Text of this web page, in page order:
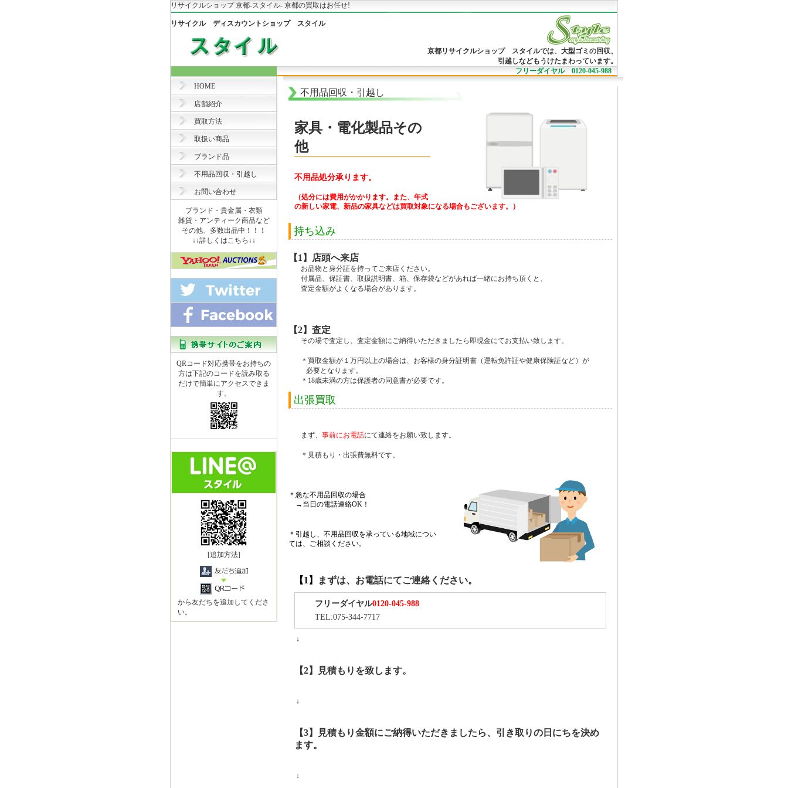
リサイクルショップ 京都-スタイル- 京都の買取はお任せ!
リサイクル ディスカウントショップ スタイル
京都リサイクルショップ スタイルでは、大型ゴミの回収、
引越しなどもうけたまわっています。
フリーダイヤル 0120-045-988
不用品回収・引越し
家具・電化製品その
他
不用品処分承ります。
（処分には費用がかかります。また、年式
の新しい家電、新品の家具などは買取対象になる場合もございます。）
持ち込み
【1】店頭へ来店
お品物と身分証を持ってご来店ください。
付属品、保証書、取扱説明書、箱、保存袋などがあれば一緒にお持ち頂くと、
査定金額がよくなる場合があります。
【2】査定
その場で査定し、査定金額にご納得いただきましたら即現金にてお支払い致します。
＊買取金額が１万円以上の場合は、お客様の身分証明書（運転免許証や健康保険証など）が
必要となります。
＊18歳未満の方は保護者の同意書が必要です。
出張買取
まず、 事前にお電話にて連絡をお願い致します。
＊見積もり・出張費無料です。
＊急な不用品回収の場合
→当日の電話連絡OK！
＊引越し、不用品回収を承っている地域につい
ては、ご相談ください。
【1】 まずは、お電話にてご連絡ください。
フリーダイヤル0120-045-988
TEL:075-344-7717
↓
【2】見積もりを致します。
↓
【3】見積もり金額にご納得いただきましたら、引き取りの日にちを決め
ます。
↓
HOME
店舗紹介
買取方法
取扱い商品
ブランド品
不用品回収・引越し
お問い合わせ
ブランド・貴金属・衣類
雑貨・アンティーク商品など
その他、多数出品中！！！
↓↓詳しくはこちら↓↓
QRコード対応携帯をお持ちの
方は下記のコードを読み取る
だけで簡単にアクセスできま
す。
[追加方法]
から友だちを追加してくださ
い。